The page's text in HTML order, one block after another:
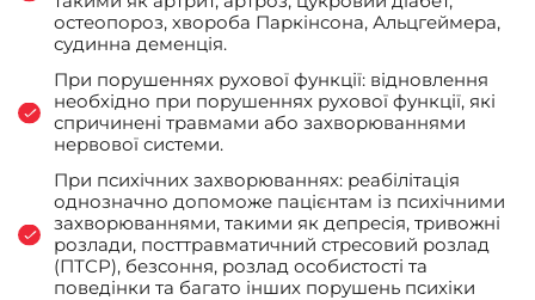
остеопороз, хвороба Паркінсона, Альцгеймера,
судинна деменція.
При порушеннях рухової функції: відновлення
необхідно при порушеннях рухової функції, які
спричинені травмами або захворюваннями
нервової системи.
При психічних захворюваннях: реабілітація
однозначно допоможе пацієнтам із психічними
захворюваннями, такими як депресія, тривожні
розлади, посттравматичний стресовий розлад
(ПТСР), безсоння, розлад особистості та
поведінки та багато інших порушень психіки